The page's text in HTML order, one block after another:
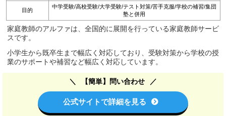
目的
中学受験/高校受験/大学受験/テスト対策/苦手克服/学校の補習/集団
塾と併用
家庭教師のアルファは、全国的に展開を行っている家庭教師サービ
スです。
小学生から既卒生まで幅広く対応しており、受験対策から学校の授
業のサポートや補習など幅広く対応しています。
【簡単】問い合わせ
公式サイトで詳細を見る